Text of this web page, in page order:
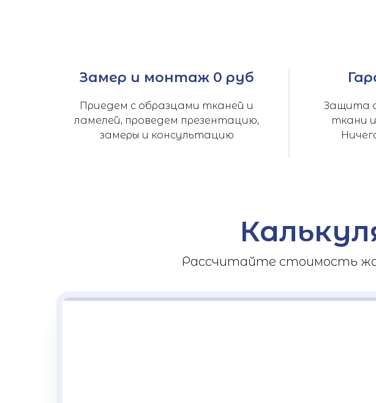
Замер и монтаж 0 руб
Приедем с образцами тканей и
ламелей, проведем презентацию,
замеры и консультацию
Защита
ткани
Рассчитайте стоимость